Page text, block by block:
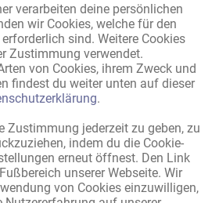
verarbeiten deine persönlichen
wir Cookies, welche für den
sind. Weitere Cookies
Zustimmung verwendet.
von Cookies, ihrem Zweck und
findest du weiter unten auf dieser
.
Zustimmung jederzeit zu geben, zu
indem du die Cookie-
erneut öffnest. Den Link
unserer Webseite. Wir
von Cookies einzuwilligen,
/ Immobilien
Marktplatz
News
Inserieren
Kontakt
Impressum
Datenschutz
Banner